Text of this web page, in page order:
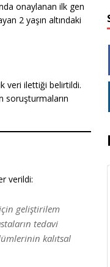
onaylanan ilk gen
2 yaşın altındaki
veri ilettiği belirtildi.
soruşturmaların
verildi:
geliştirilem
tedavi
kalıtsal